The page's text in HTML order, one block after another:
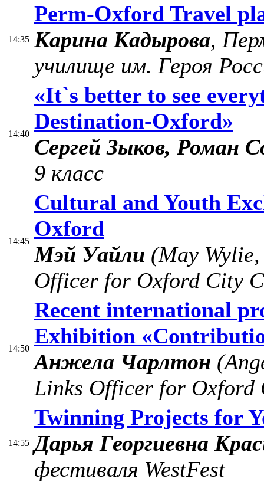
14:35
Perm-Oxford Travel
Карина Кадырова,
училище им. Героя
14:40
«It`s better to see
Destination-Oxford»
Сергей Зыков, Роман
9 класс
14:45
Cultural and Youth
Oxford
Мэй Уайли (May
Officer for Oxford City
14:50
Recent international
Exhibition
Анжела Чарлтон
Links Officer for Oxford
14:55
Twinning Projects for
Дарья Георгиевна
фестиваля WestFest